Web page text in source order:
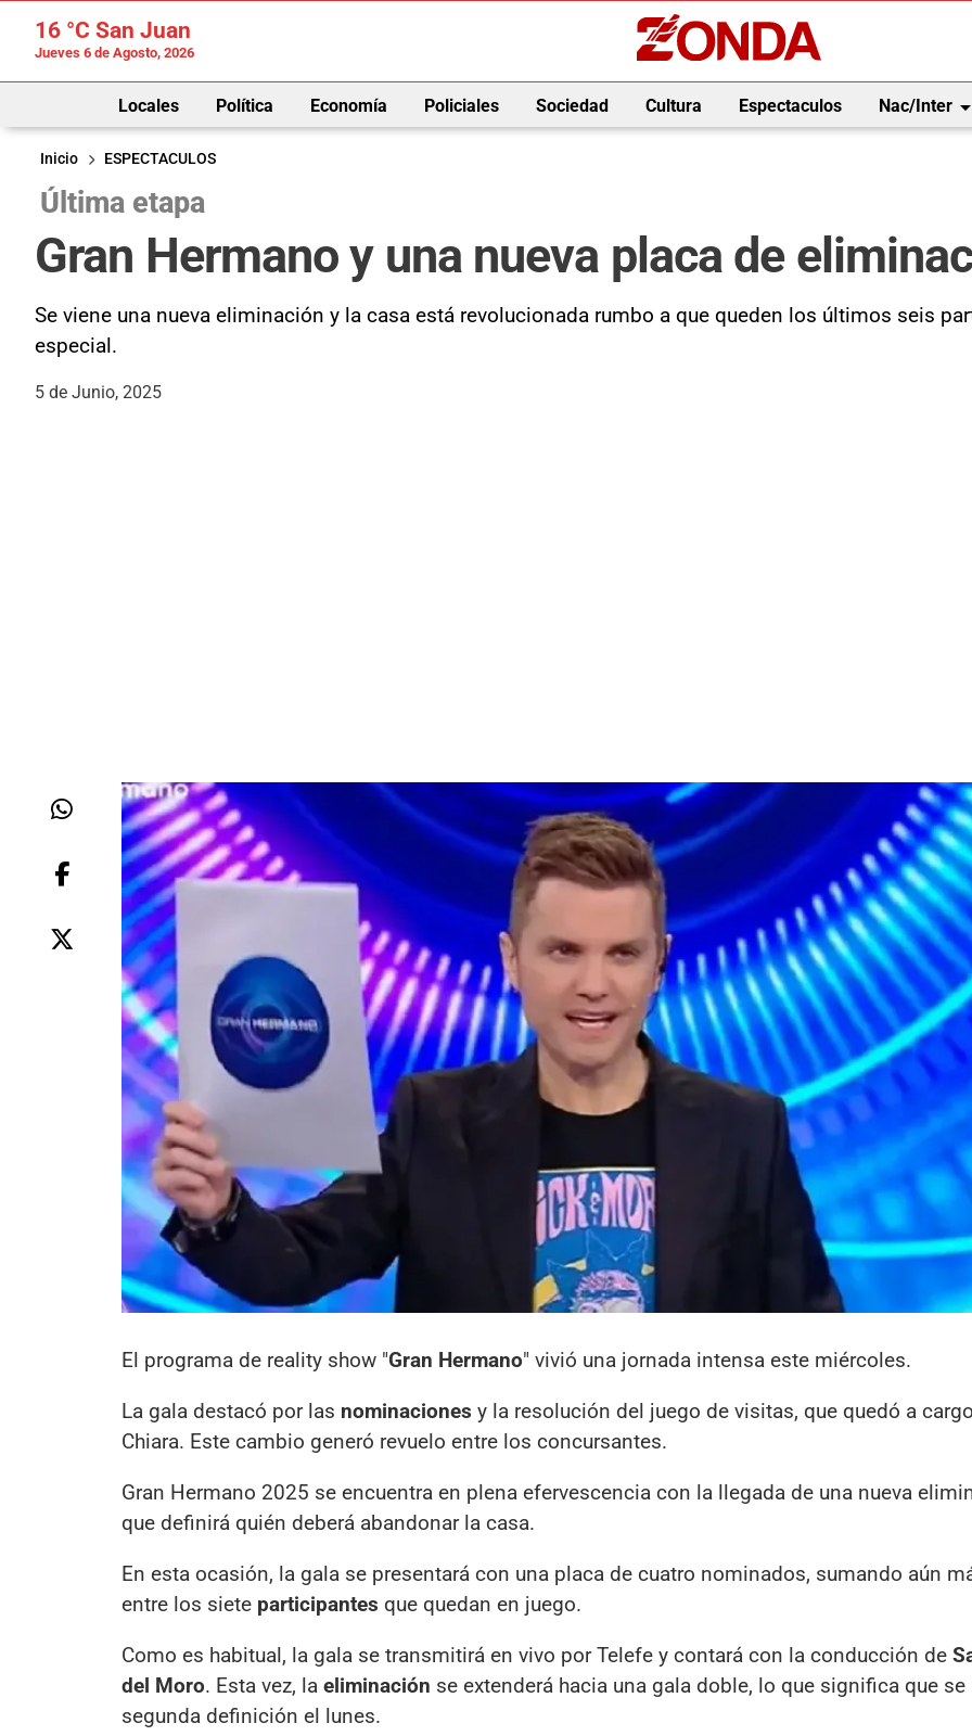
16 °C San Juan
Jueves 6 de Agosto, 2026
Locales Política Economía Policiales Sociedad Cultura Espectaculos Nac/Inter
Inicio ESPECTACULOS
Última etapa
Gran Hermano y una nueva placa de
Se viene una nueva eliminación y la casa está revolucionada rumbo a que queden los últimos seis
especial.
5 de Junio, 2025
El programa de reality show "Gran Hermano" vivió una jornada intensa este miércoles.
La gala destacó por las nominaciones y la resolución del juego de visitas, que quedó a
Chiara. Este cambio generó revuelo entre los concursantes.
Gran Hermano 2025 se encuentra en plena efervescencia con la llegada de una nueva
que definirá quién deberá abandonar la casa.
En esta ocasión, la gala se presentará con una placa de cuatro nominados, sumando aún
entre los siete participantes que quedan en juego.
Como es habitual, la gala se transmitirá en vivo por Telefe y contará con la conducción de
del Moro. Esta vez, la eliminación se extenderá hacia una gala doble, lo que significa que se
segunda definición el lunes.